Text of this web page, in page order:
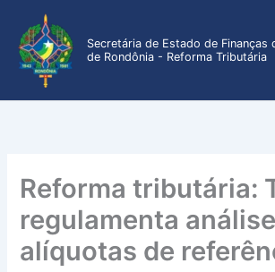
para
conteúdo
Secretária de Estado de Finanças
de Rondônia - Reforma Tributária
Reforma tributária:
regulamenta
alíquotas de